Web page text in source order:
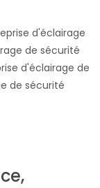
d'éclairage de
de sécurité